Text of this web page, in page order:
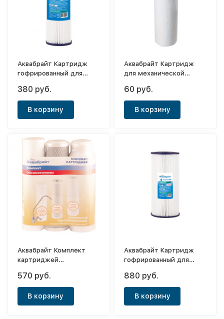
Аквабрайт Картридж
гофрированный для
воды ГП-20М
380 руб.
В корзину
Аквабрайт Картридж
для механической
ППК-5М
60 руб.
В корзину
Аквабрайт Комплект
картриджей
10" (К-3)
570 руб.
В корзину
Аквабрайт Картридж
гофрированный для
воды ГП-20М-10ББ
880 руб.
В корзину